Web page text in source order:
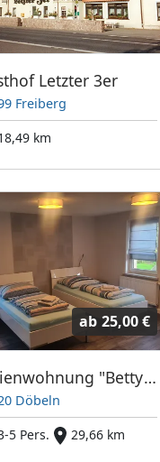
Letzter 3er
Freiberg
km
ab 25,00 €
Ferien­wohnung "Betty" am Biberdamm
Döbeln
5 Pers.
29,66 km